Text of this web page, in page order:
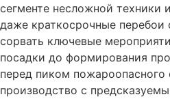
сегменте несложной техники
даже краткосрочные перебои
сорвать ключевые
посадки до формирования
перед пиком пожароопасного
производство с